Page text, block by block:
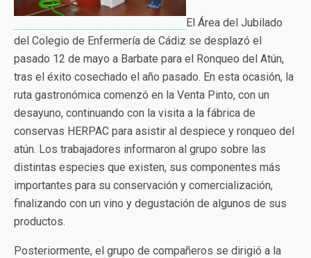
El Área del Jubilado
del Colegio de Enfermería de Cádiz se desplazó el
pasado 12 de mayo a Barbate para el Ronqueo del Atún,
tras el éxito cosechado el año pasado. En esta ocasión, la
ruta gastronómica comenzó en la Venta Pinto, con un
desayuno, continuando con la visita a la fábrica de
conservas HERPAC para asistir al despiece y ronqueo del
atún. Los trabajadores informaron al grupo sobre las
distintas especies que existen, sus componentes más
importantes para su conservación y comercialización,
finalizando con un vino y degustación de algunos de sus
productos.
Posteriormente, el grupo de compañeros se dirigió a la